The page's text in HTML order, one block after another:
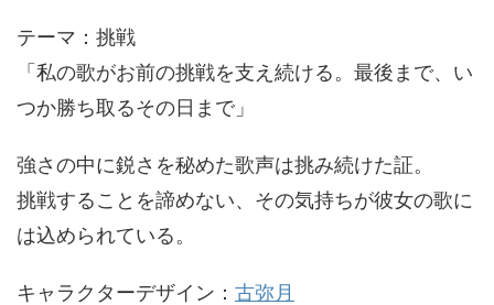
テーマ：挑戦
「私の歌がお前の挑戦を支え続ける。最後まで、い
つか勝ち取るその日まで」
強さの中に鋭さを秘めた歌声は挑み続けた証。
挑戦することを諦めない、その気持ちが彼女の歌に
は込められている。
キャラクターデザイン： 古弥月